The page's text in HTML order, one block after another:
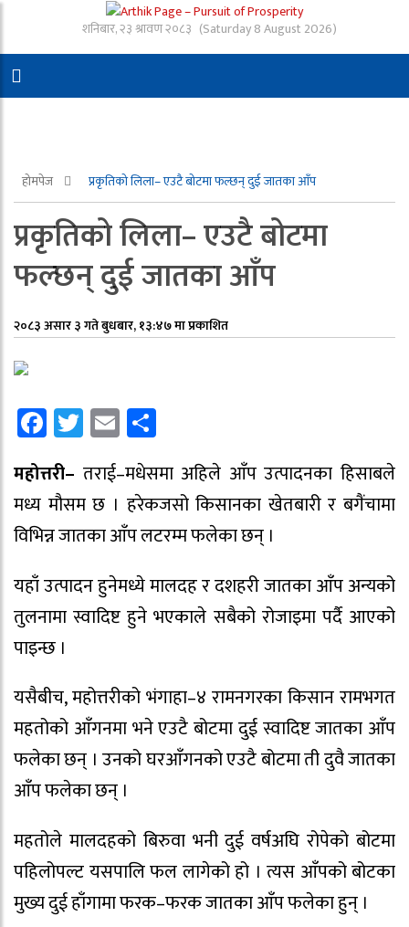
शनिबार, २३ श्रावण २०८३ (Saturday 8 August 2026)
होमपेज प्रकृतिको लिला– एउटै बोटमा फल्छन् दुई जातका आँप
प्रकृतिको लिला– एउटै बोटमा
फल्छन् दुई जातका आँप
२०८३ असार ३ गते बुधबार, १३:४७ मा प्रकाशित
Facebook
Twitter
Email
महोत्तरी– तराई–मधेसमा अहिले आँप उत्पादनका हिसाबले
मध्य मौसम छ । हरेकजसो किसानका खेतबारी र बगैंचामा
विभिन्न जातका आँप लटरम्म फलेका छन् ।
यहाँ उत्पादन हुनेमध्ये मालदह र दशहरी जातका आँप अन्यको
तुलनामा स्वादिष्ट हुने भएकाले सबैको रोजाइमा पर्दै आएको
पाइन्छ ।
यसैबीच, महोत्तरीको भंगाहा–४ रामनगरका किसान रामभगत
महतोको आँगनमा भने एउटै बोटमा दुई स्वादिष्ट जातका आँप
फलेका छन् । उनको घरआँगनको एउटै बोटमा ती दुवै जातका
आँप फलेका छन् ।
महतोले मालदहको बिरुवा भनी दुई वर्षअघि रोपेको बोटमा
पहिलोपल्ट यसपालि फल लागेको हो । त्यस आँपको बोटका
मुख्य दुई हाँगामा फरक–फरक जातका आँप फलेका हुन् ।